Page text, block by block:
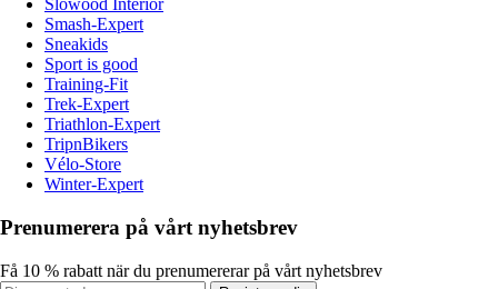
Slowood Interior
Smash-Expert
Sneakids
Sport is good
Training-Fit
Trek-Expert
Triathlon-Expert
TripnBikers
Vélo-Store
Winter-Expert
Prenumerera på vårt nyhetsbrev
Få 10 % rabatt när du prenumererar på vårt nyhetsbrev